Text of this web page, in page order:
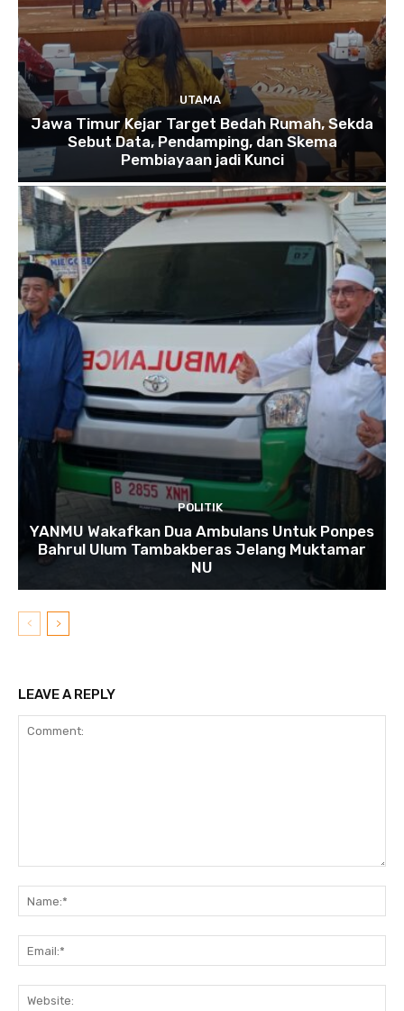
UTAMA
Jawa Timur Kejar Target Bedah Rumah, Sekda
Sebut Data, Pendamping, dan Skema
Pembiayaan jadi Kunci
POLITIK
YANMU Wakafkan Dua Ambulans Untuk Ponpes
Bahrul Ulum Tambakberas Jelang Muktamar
NU
LEAVE A REPLY